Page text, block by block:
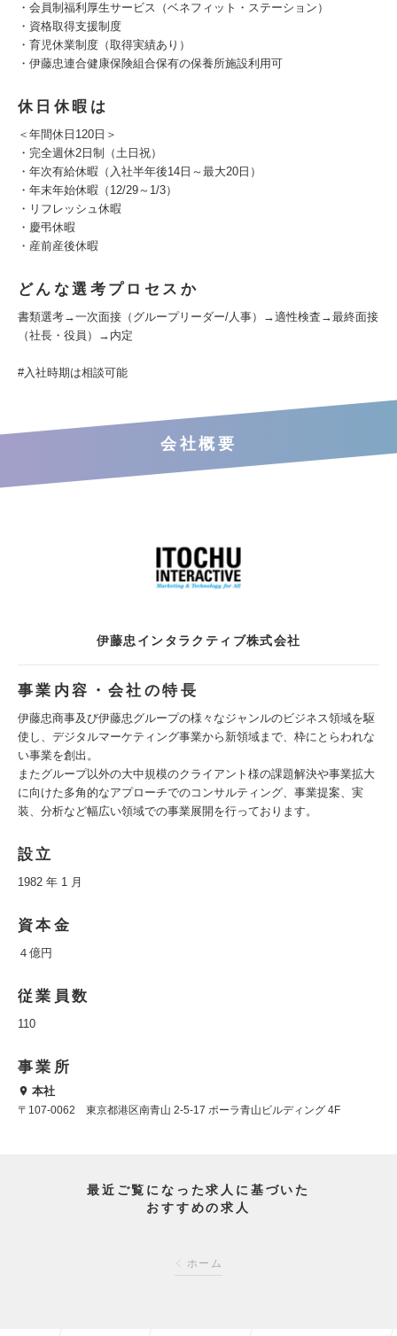
・会員制福利厚生サービス（ベネフィット・ステーション）
・資格取得支援制度
・育児休業制度（取得実績あり）
・伊藤忠連合健康保険組合保有の保養所施設利用可
休日休暇は
＜年間休日120日＞
・完全週休2日制（土日祝）
・年次有給休暇（入社半年後14日～最大20日）
・年末年始休暇（12/29～1/3）
・リフレッシュ休暇
・慶弔休暇
・産前産後休暇
どんな選考プロセスか
書類選考→一次面接（グループリーダー/人事）→適性検査→最終面接
（社長・役員）→内定
#入社時期は相談可能
会社概要
伊藤忠インタラクティブ株式会社
事業内容・会社の特長
伊藤忠商事及び伊藤忠グループの様々なジャンルのビジネス領域を駆
使し、デジタルマーケティング事業から新領域まで、枠にとらわれな
い事業を創出。
またグループ以外の大中規模のクライアント様の課題解決や事業拡大
に向けた多角的なアプローチでのコンサルティング、事業提案、実
装、分析など幅広い領域での事業展開を行っております。
設立
1982 年 1 月
資本金
４億円
従業員数
110
事業所
本社
〒107-0062 東京都港区南青山 2-5-17 ポーラ青山ビルディング 4F
最近ご覧になった求人に基づいた
おすすめの求人
ホーム